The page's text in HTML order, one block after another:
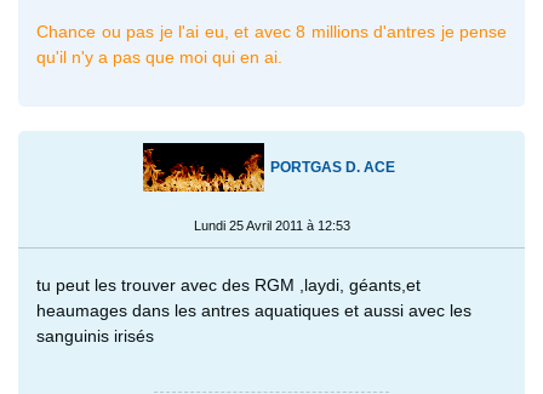
Chance ou pas je l'ai eu, et avec 8 millions d'antres je pense
qu'il n'y a pas que moi qui en ai.
PORTGAS D. ACE
Lundi 25 Avril 2011 à 12:53
tu peut les trouver avec des RGM ,laydi, géants,et
heaumages dans les antres aquatiques et aussi avec les
sanguinis irisés